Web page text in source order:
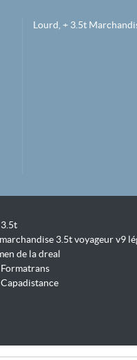
Lourd, + 3.5t
3.5t voyageur v9
de la dreal